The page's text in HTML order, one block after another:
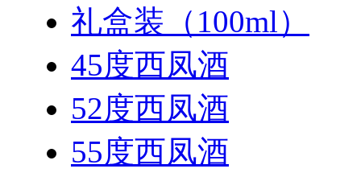
礼盒装（100ml）
45度西凤酒
52度西凤酒
55度西凤酒